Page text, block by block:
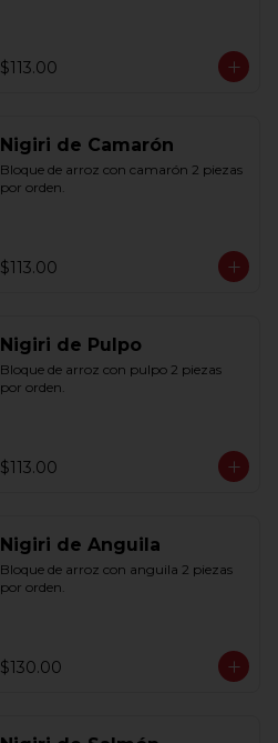
$113.00
Nigiri de Camarón
Bloque de arroz con camarón 2 piezas
por orden.
$113.00
Nigiri de Pulpo
Bloque de arroz con pulpo 2 piezas
por orden.
$113.00
Nigiri de Anguila
Bloque de arroz con anguila 2 piezas
por orden.
$130.00